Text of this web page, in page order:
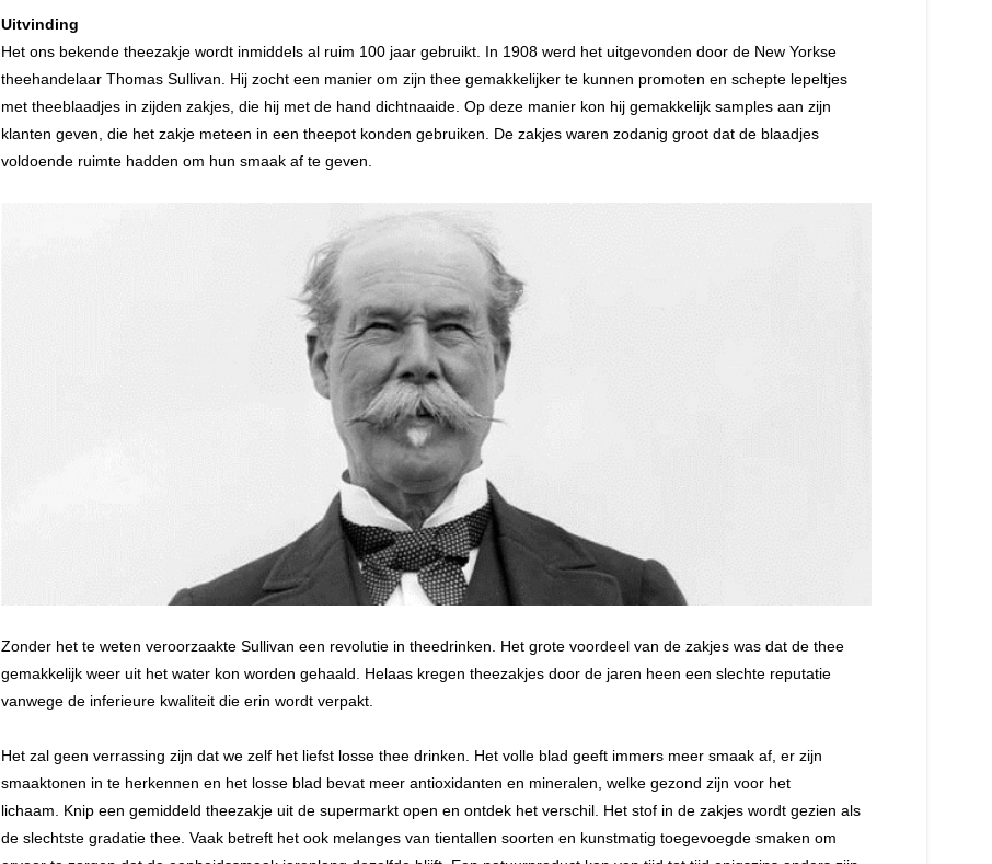
Uitvinding
Het ons bekende theezakje wordt inmiddels al ruim 100 jaar gebruikt. In 1908 werd het uitgevonden door de New Yorkse
theehandelaar Thomas Sullivan. Hij zocht een manier om zijn thee gemakkelijker te kunnen promoten en schepte lepeltjes
met theeblaadjes in zijden zakjes, die hij met de hand dichtnaaide. Op deze manier kon hij gemakkelijk samples aan zijn
klanten geven, die het zakje meteen in een theepot konden gebruiken. De zakjes waren zodanig groot dat de blaadjes
voldoende ruimte hadden om hun smaak af te geven.
Zonder het te weten veroorzaakte Sullivan een revolutie in theedrinken. Het grote voordeel van de zakjes was dat de thee
gemakkelijk weer uit het water kon worden gehaald. Helaas kregen theezakjes door de jaren heen een slechte reputatie
vanwege de inferieure kwaliteit die erin wordt verpakt.
Het zal geen verrassing zijn dat we zelf het liefst losse thee drinken. Het volle blad geeft immers meer smaak af, er zijn
smaaktonen in te herkennen en het losse blad bevat meer antioxidanten en mineralen, welke gezond zijn voor het
lichaam. Knip een gemiddeld theezakje uit de supermarkt open en ontdek het verschil. Het stof in de zakjes wordt gezien als
de slechtste gradatie thee. Vaak betreft het ook melanges van tientallen soorten en kunstmatig toegevoegde smaken om